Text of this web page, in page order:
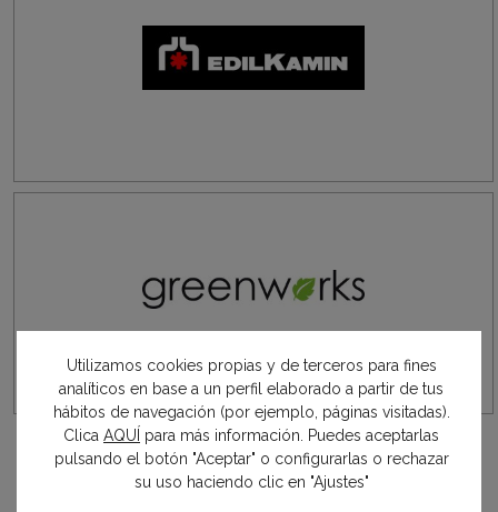
agradecimientos
Utilizamos cookies propias y de terceros para fines
analíticos en base a un perfil elaborado a partir de tus
hábitos de navegación (por ejemplo, páginas visitadas).
Clica AQUÍ para más información. Puedes aceptarlas
pulsando el botón "Aceptar" o configurarlas o rechazar
su uso haciendo clic en "Ajustes"